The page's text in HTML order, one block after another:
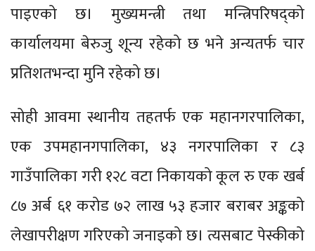
पाइएको छ। मुख्यमन्त्री तथा मन्त्रिपरिषद्को
कार्यालयमा बेरुजु शून्य रहेको छ भने अन्यतर्फ चार
प्रतिशतभन्दा मुनि रहेको छ।
सोही आवमा स्थानीय तहतर्फ एक महानगरपालिका,
एक उपमहानगपालिका, ४३ नगरपालिका र ८३
गाउँपालिका गरी १२८ वटा निकायको कूल रु एक खर्ब
८७ अर्ब ६१ करोड ७२ लाख ५३ हजार बराबर अङ्कको
लेखापरीक्षण गरिएको जनाइको छ। त्यसबाट पेस्कीको